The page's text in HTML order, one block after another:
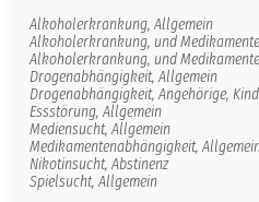
Alkoholerkrankung, Allgemein
Alkoholerkrankung, und
Alkoholerkrankung, und
Drogenabhängigkeit, Allgemein
Drogenabhängigkeit, Angehörige,
Essstörung, Allgemein
Mediensucht, Allgemein
Medikamentenabhängigkeit,
Nikotinsucht, Abstinenz
Spielsucht, Allgemein